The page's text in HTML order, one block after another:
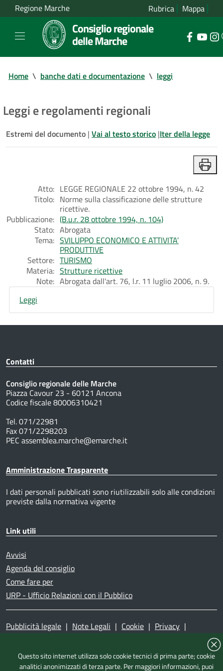
Regione Marche Rubrica Mappa
Consiglio regionale
delle Marche
Home \ banche dati e documentazione \ leggi
Leggi e regolamenti regionali
Estremi del documento | Vai al testo storico |Iter della legge
Atto: LEGGE REGIONALE 22 ottobre 1994, n. 42
Titolo: Norme sulla classificazione delle strutture
ricettive.
Pubblicazione: (B.u.r. 28 ottobre 1994, n. 104)
Stato: Abrogata
Tema: SVILUPPO ECONOMICO E ATTIVITA’
PRODUTTIVE
Settore: TURISMO
Materia: Strutture ricettive
Note: Abrogata dall'art. 76, l.r. 11 luglio 2006, n. 9.
Leggi
Contatti
Consiglio regionale delle Marche
Piazza Cavour 23 - 60121 Ancona
Codice fiscale 80006310421
Tel. 071/22981
Fax 071/2298203
PEC assemblea.marche@emarche.it
Amministrazione Trasparente
I dati personali pubblicati sono riutilizzabili solo alle condizioni
previste dalla normativa vigente
Link utili
Avvisi
Agenda del consiglio
Come fare per
URP - Ufficio Relazioni con il Pubblico
Pubblicità legale | Note Legali | Cookie | Privacy |
Questo sito internet utilizza solo cookie tecnici di prima parte; cookie
analitici anonimizzati di terza parte. Per maggiori informazioni, puoi